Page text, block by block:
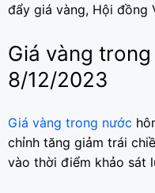
đẩy giá vàng, Hội đồng
Giá vàng
8/12/2023
Giá vàng trong nước
chỉnh tăng giảm trái
vào thời điểm khảo sát